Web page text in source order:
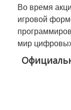
Во время
игровой
мир